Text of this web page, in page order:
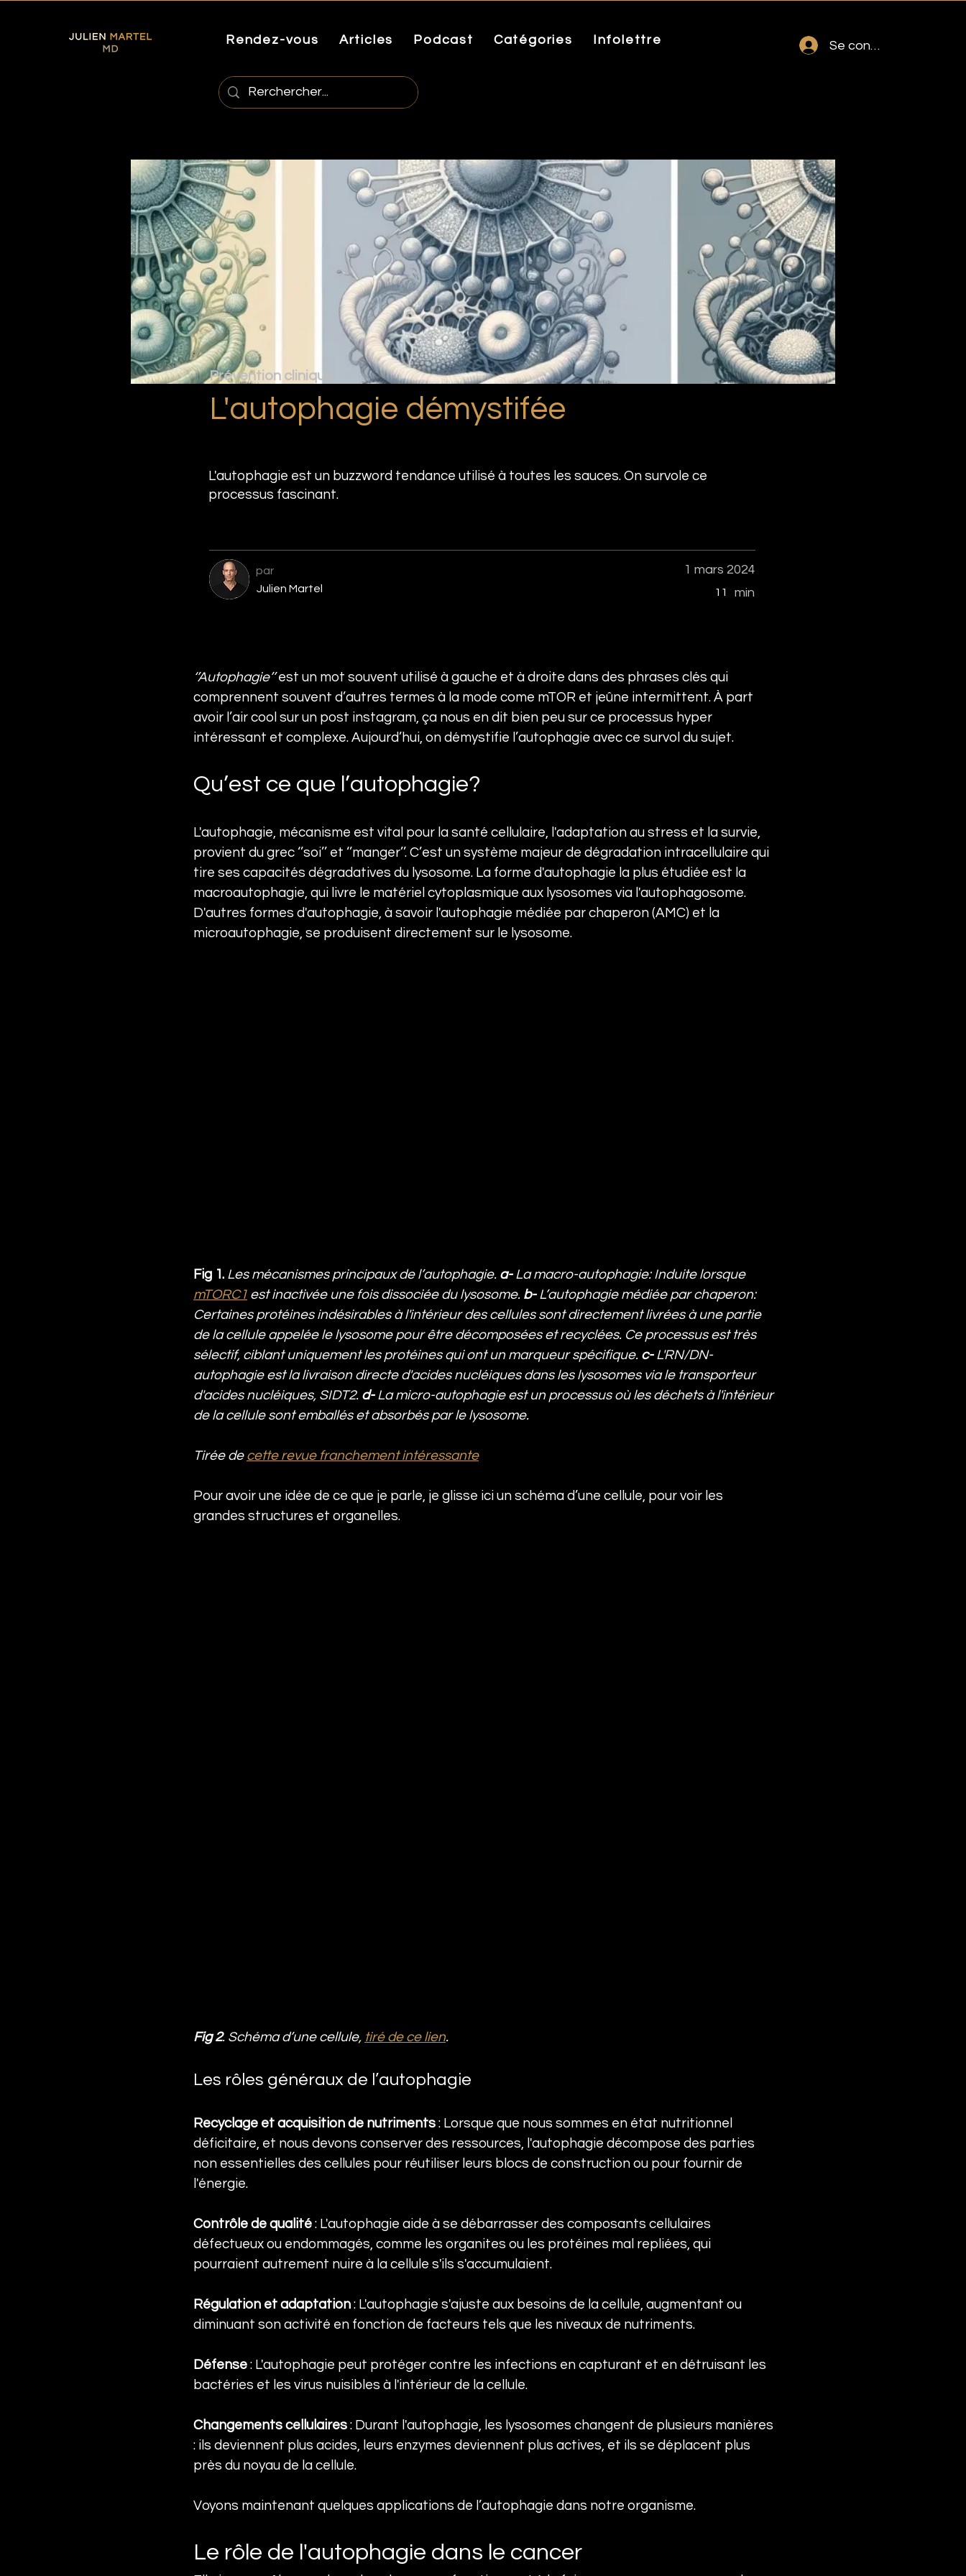
Rendez-vous Articles Podcast Catégories Infolettre Se connecter
Prévention clinique
L'autophagie démystifée
L'autophagie est un buzzword tendance utilisé à toutes les sauces. On survole ce
processus fascinant.
par
Julien Martel
1 mars 2024
11 min
‘’Autophagie’’ est un mot souvent utilisé à gauche et à droite dans des phrases clés qui
comprennent souvent d’autres termes à la mode come mTOR et jeûne intermittent. À part
avoir l’air cool sur un post instagram, ça nous en dit bien peu sur ce processus hyper
intéressant et complexe. Aujourd’hui, on démystifie l’autophagie avec ce survol du sujet.
Qu’est ce que l’autophagie?
L'autophagie, mécanisme est vital pour la santé cellulaire, l'adaptation au stress et la survie,
provient du grec ‘’soi’’ et ‘’manger’’. C’est un système majeur de dégradation intracellulaire qui
tire ses capacités dégradatives du lysosome. La forme d'autophagie la plus étudiée est la
macroautophagie, qui livre le matériel cytoplasmique aux lysosomes via l'autophagosome.
D'autres formes d'autophagie, à savoir l'autophagie médiée par chaperon (AMC) et la
microautophagie, se produisent directement sur le lysosome.
Fig 1. Les mécanismes principaux de l’autophagie. a- La macro-autophagie: Induite lorsque
mTORC1 est inactivée une fois dissociée du lysosome. b- L’autophagie médiée par chaperon:
Certaines protéines indésirables à l'intérieur des cellules sont directement livrées à une partie
de la cellule appelée le lysosome pour être décomposées et recyclées. Ce processus est très
sélectif, ciblant uniquement les protéines qui ont un marqueur spécifique. c- L'RN/DN-
autophagie est la livraison directe d'acides nucléiques dans les lysosomes via le transporteur
d'acides nucléiques, SIDT2. d- La micro-autophagie est un processus où les déchets à l'intérieur
de la cellule sont emballés et absorbés par le lysosome.
Tirée de cette revue franchement intéressante
Pour avoir une idée de ce que je parle, je glisse ici un schéma d’une cellule, pour voir les
grandes structures et organelles.
Fig 2. Schéma d’une cellule, tiré de ce lien.
Les rôles généraux de l’autophagie
Recyclage et acquisition de nutriments : Lorsque que nous sommes en état nutritionnel
déficitaire, et nous devons conserver des ressources, l'autophagie décompose des parties
non essentielles des cellules pour réutiliser leurs blocs de construction ou pour fournir de
l'énergie.
Contrôle de qualité : L'autophagie aide à se débarrasser des composants cellulaires
défectueux ou endommagés, comme les organites ou les protéines mal repliées, qui
pourraient autrement nuire à la cellule s'ils s'accumulaient.
Régulation et adaptation : L'autophagie s'ajuste aux besoins de la cellule, augmentant ou
diminuant son activité en fonction de facteurs tels que les niveaux de nutriments.
Défense : L'autophagie peut protéger contre les infections en capturant et en détruisant les
bactéries et les virus nuisibles à l'intérieur de la cellule.
Changements cellulaires : Durant l'autophagie, les lysosomes changent de plusieurs manières
: ils deviennent plus acides, leurs enzymes deviennent plus actives, et ils se déplacent plus
près du noyau de la cellule.
Voyons maintenant quelques applications de l’autophagie dans notre organisme.
Le rôle de l'autophagie dans le cancer